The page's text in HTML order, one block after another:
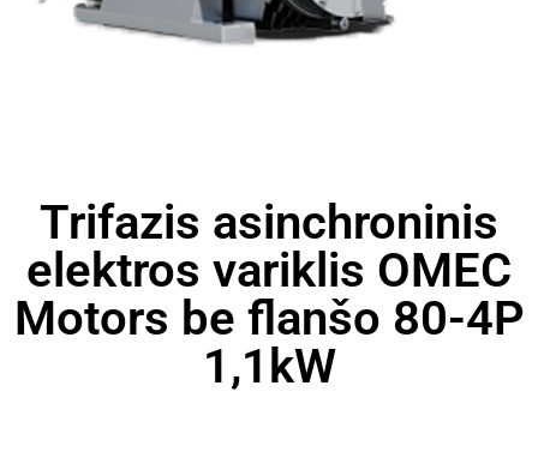
Trifazis asinchroninis
elektros variklis OMEC
Motors be flanšo 80-4P
1,1kW